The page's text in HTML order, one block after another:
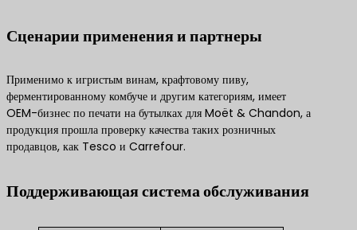
Сценарии применения и партнеры
Применимо к игристым винам, крафтовому пиву,
ферментированному комбуче и другим категориям, имеет
OEM-бизнес по печати на бутылках для Moët & Chandon, а
продукция прошла проверку качества таких розничных
продавцов, как Tesco и Carrefour.
Поддерживающая система обслуживания